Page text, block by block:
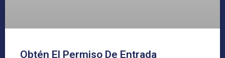
Obtén El Permiso De Entrada